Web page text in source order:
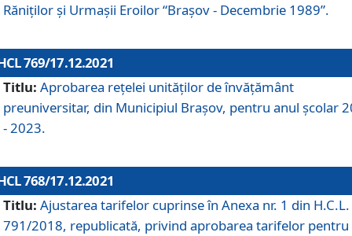
Răniţilor şi Urmaşii Eroilor “Braşov - Decembrie 1989”.
769/17.12.2021
Titlu: Aprobarea reţelei unităţilor de învăţământ
preuniversitar, din Municipiul Braşov, pentru anul şcolar
- 2023.
768/17.12.2021
Titlu: Ajustarea tarifelor cuprinse în Anexa nr. 1 din H.C.L.
791/2018, republicată, privind aprobarea tarifelor pentru